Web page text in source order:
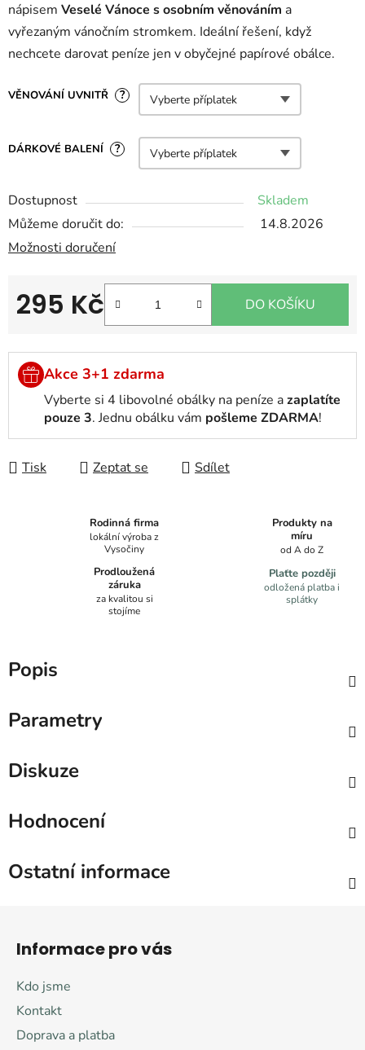
nápisem Veselé Vánoce s osobním věnováním a
vyřezaným vánočním stromkem. Ideální řešení, když
nechcete darovat peníze jen v obyčejné papírové obálce.
VĚNOVÁNÍ UVNITŘ ?
DÁRKOVÉ BALENÍ ?
Dostupnost
Skladem
Můžeme doručit do:
14.8.2026
Možnosti doručení
295 Kč DO KOŠÍKU
Akce 3+1 zdarma
Vyberte si 4 libovolné obálky na peníze azaplatíte
pouze 3. Jednu obálku vám pošleme ZDARMA!
Tisk Zeptat se Sdílet
Rodinná firma
lokální výroba z
Vysočiny
Produkty na
míru
od A do Z
Prodloužená
záruka
za kvalitou si
stojíme
Plaťte později
odložená platba i
splátky
Popis
Parametry
Diskuze
Hodnocení
Ostatní informace
Informace pro vás
Kdo jsme
Kontakt
Doprava a platba